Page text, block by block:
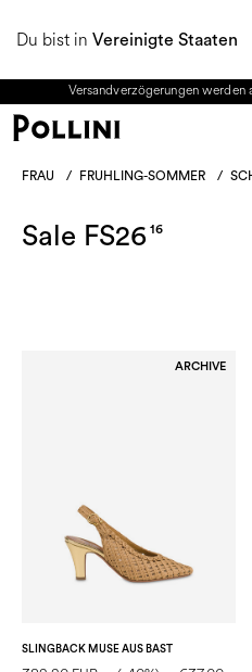
Du bist in Vereinigte Staaten
2026 KOLLEKTION. Vom 8. bis 16.
Versandverzögerungen werden
FRAU / FRUHLING-SOMMER /
Sale FS26 16
ARCHIVE
SLINGBACK MUSE AUS BAST